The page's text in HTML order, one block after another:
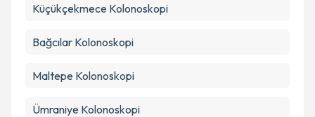
Küçükçekmece Kolonoskopi
Bağcılar Kolonoskopi
Maltepe Kolonoskopi
Ümraniye Kolonoskopi